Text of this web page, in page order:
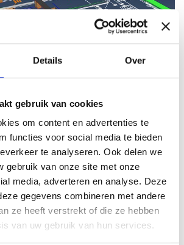
Details Over
gebruik van cookies
om content en advertenties te
functies voor social media te bieden
te analyseren. Ook delen we
gebruik van onze site met onze
media, adverteren en analyse. Deze
gegevens combineren met andere
ze heeft verstrekt of die ze hebben
van uw gebruik van hun services.
m.b.v. grondradar met funderingen
(oranje)
ruimten, ondergrondse tanks,